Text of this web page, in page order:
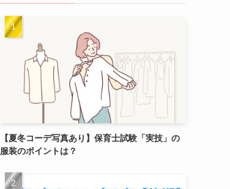
【夏冬コーデ写真あり】保育士試験「実技」の
服装のポイントは？